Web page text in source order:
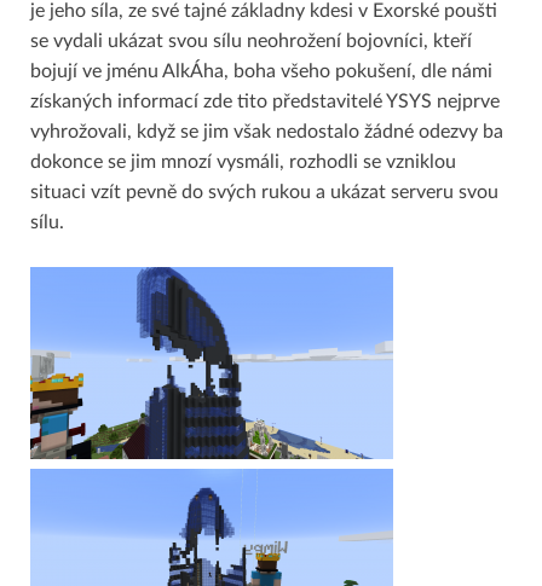
je jeho síla, ze své tajné základny kdesi v Exorské poušti
se vydali ukázat svou sílu neohrožení bojovníci, kteří
bojují ve jménu AlkÁha, boha všeho pokušení, dle námi
získaných informací zde tito představitelé YSYS nejprve
vyhrožovali, když se jim však nedostalo žádné odezvy ba
dokonce se jim mnozí vysmáli, rozhodli se vzniklou
situaci vzít pevně do svých rukou a ukázat serveru svou
sílu.